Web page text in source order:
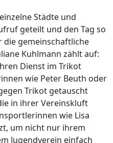
Städte und
geteilt und den Tag so
die gemeinschaftliche
Kuhlmann zählt auf:
Dienst im Trikot
wie Peter Beuth oder
Trikot getauscht
in ihrer Vereinskluft
wie Lisa
um nicht nur ihrem
Jugendverein einfach